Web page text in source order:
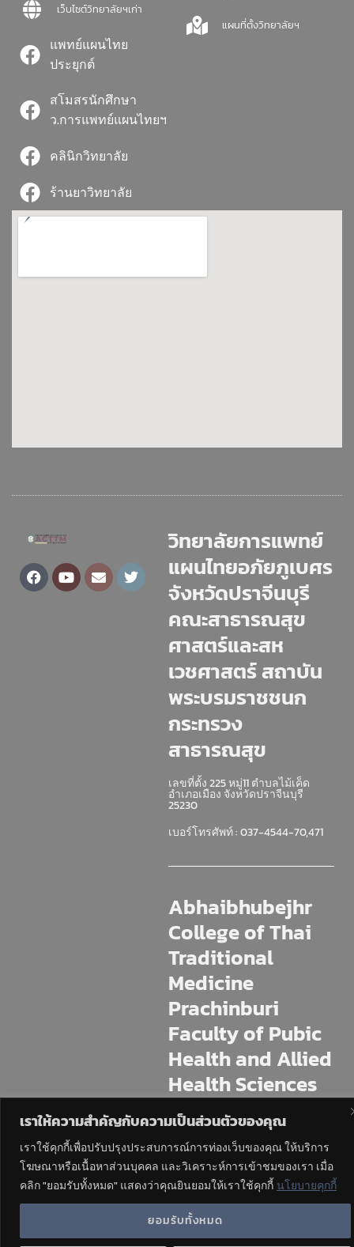
เราให้ความสำคัญกับความเป็นส่วนตัวของคุณ
เราใช้คุกกี้เพื่อปรับปรุงประสบการณ์การท่องเว็บของคุณ ให้บริการ
โฆษณาหรือเนื้อหาส่วนบุคคล และวิเคราะห์การเข้าชมของเรา เมื่อ
คลิก "ยอมรับทั้งหมด" แสดงว่าคุณยินยอมให้เราใช้คุกกี้ นโยบายคุกกี้
ยอมรับทั้งหมด
เว็บไซต์วิทยาลัยฯเก่า
แพทย์แผนไทย
ประยุกต์
สโมสรนักศึกษา
ว.การแพทย์แผนไทยฯ
คลินิกวิทยาลัย
ร้านยาวิทยาลัย
แผนที่ตั้งวิทยาลัยฯ
Facebook
YoutubeEnvelopeTwitter
วิทยาลัยการแพทย์
แผนไทยอภัยภูเบศร
จังหวัดปราจีนบุรี
คณะสาธารณสุข
ศาสตร์และสห
เวชศาสตร์ สถาบัน
พระบรมราชชนก
กระทรวง
สาธารณสุข
เลขที่ตั้ง 225 หมู่11 ตำบลไม้เค็ด
อำเภอเมือง จังหวัดปราจีนบุรี
25230
เบอร์โทรศัพท์ : 037-4544-70,471
Abhaibhubejhr
College of Thai
Traditional
Medicine
Prachinburi
Faculty of Pubic
Health and Allied
Health Sciences
Institute
225 M.11 Mai Khet, Mueang
Prachinburi, Prachin Buri, 25230
Tel : 037-4544-70,471